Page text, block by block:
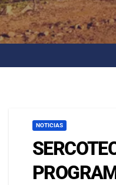
NOTICIAS